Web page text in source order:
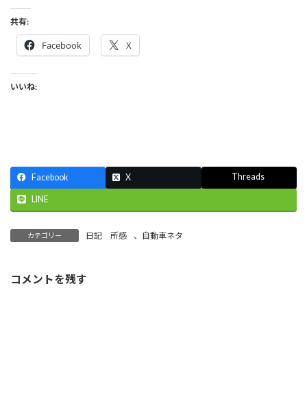
共有:
Facebook X
いいね:
Facebook X Threads
LINE
カテゴリー 日記 所感 、 自動車ネタ
コメントを残す